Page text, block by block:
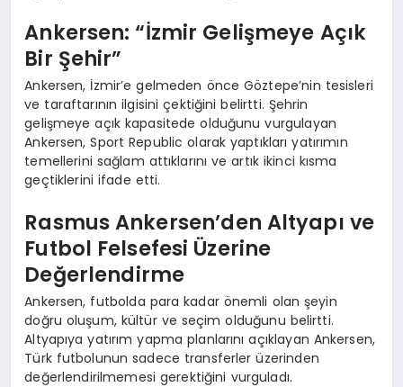
Ankersen: “İzmir Gelişmeye Açık
Bir Şehir”
Ankersen, İzmir’e gelmeden önce Göztepe’nin tesisleri
ve taraftarının ilgisini çektiğini belirtti. Şehrin
gelişmeye açık kapasitede olduğunu vurgulayan
Ankersen, Sport Republic olarak yaptıkları yatırımın
temellerini sağlam attıklarını ve artık ikinci kısma
geçtiklerini ifade etti.
Rasmus Ankersen’den Altyapı ve
Futbol Felsefesi Üzerine
Değerlendirme
Ankersen, futbolda para kadar önemli olan şeyin
doğru oluşum, kültür ve seçim olduğunu belirtti.
Altyapıya yatırım yapma planlarını açıklayan Ankersen,
Türk futbolunun sadece transferler üzerinden
değerlendirilmemesi gerektiğini vurguladı.